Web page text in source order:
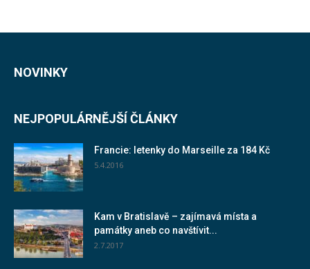
NOVINKY
NEJPOPULÁRNĚJŠÍ ČLÁNKY
Francie: letenky do Marseille za 184 Kč
5.4.2016
Kam v Bratislavě – zajímavá místa a
památky aneb co navštívit...
2.7.2017